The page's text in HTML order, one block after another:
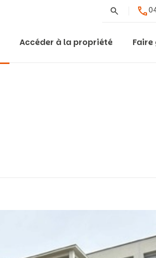
Rechercher
Accéder à la propriété